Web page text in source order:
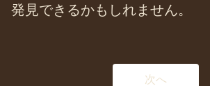
発見できるかもしれません。
次へ